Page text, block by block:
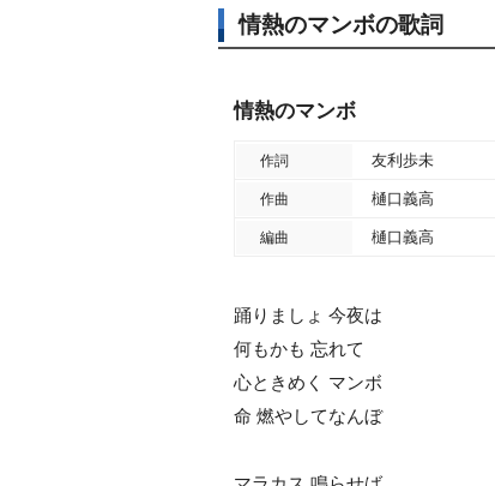
情熱のマンボの歌詞
情熱のマンボ
作詞 友利歩未
作曲 樋口義高
編曲 樋口義高
踊りましょ 今夜は
何もかも 忘れて
心ときめく マンボ
命 燃やしてなんぼ